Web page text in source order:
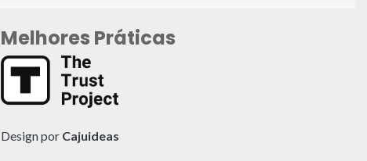
Melhores Práticas
Design por Cajuideas